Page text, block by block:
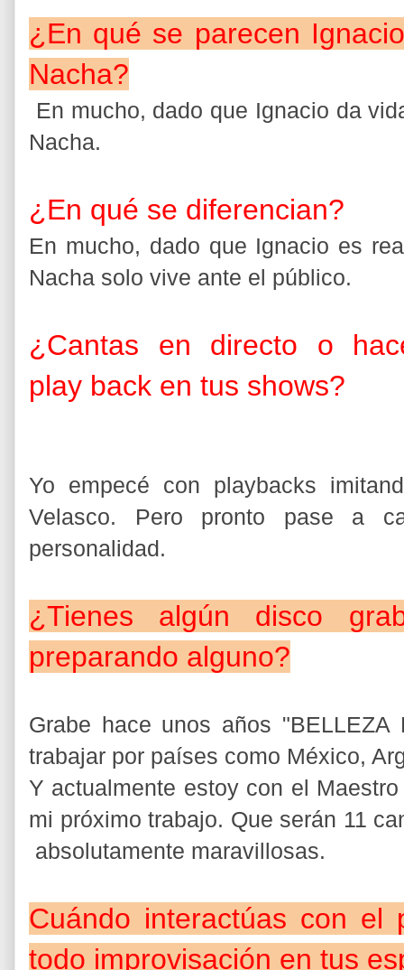
¿En qué se parecen
Nacha?
En mucho, dado que Ignacio da
Nacha.
¿En qué se diferencian?
En mucho, dado que Ignacio es
Nacha solo vive ante el público.
¿Cantas en directo o
play back en tus shows?
Yo empecé con playbacks
Velasco. Pero pronto pase a
personalidad.
¿Tienes algún disco
preparando alguno?
Grabe hace unos años
trabajar por países como México,
Y actualmente estoy con el
mi próximo trabajo. Que serán 11
absolutamente maravillosas.
Cuándo interactúas con
todo improvisación en tus